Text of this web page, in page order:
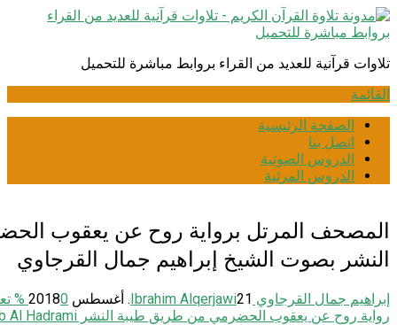
انتقل
إلى
تلاوات قرآنية للعديد من القراء بروابط مباشرة للتحميل
القائمة
الصفحة الرئيسية
اتصل بنا
الدروس الصوتية
الدروس المرئية
المصحف المرتل برواية روح عن يعقوب
النشر بصوت الشيخ إبراهيم جمال القرجاوي
إبراهيم جمال القرجاوي Ibrahim Alqerjawi 21. أغسطس 2018 0
%
رواية روح عن يعقوب الحضرمي من طريق طيبة النشر Narration: Rawh from Yakoob Al Hadrami